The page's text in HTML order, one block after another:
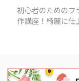
初心者のためのフ
作講座！綺麗に仕